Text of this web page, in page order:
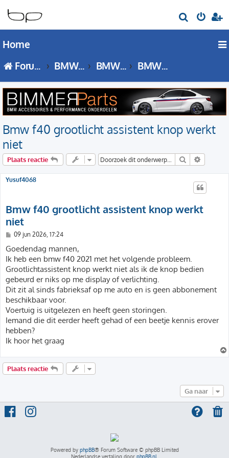
o
Home
Forumoverzicht
BMW 1 Serie BMW 1 Serie - F40 forum BMW 1 Serie (F40) Techniek
Bmw f40 grootlicht assistent knop werkt
niet
Plaats reactie Zoek
Yusuf4068
Bmw f40 grootlicht assistent knop werkt
niet
B
r
i
c
h
t
09 jun 2026, 17:24
Goedendag mannen,
Ik heb een bmw f40 2021 met het volgende probleem.
Grootlichtassistent knop werkt niet als ik de knop bedien
gebeurd er niks op me display of verlichting.
Dit zit al sinds fabrieksaf op me auto en is geen abbonement
beschikbaar voor.
Voertuig is uitgelezen en heeft geen storingen.
Iemand die dit eerder heeft gehad of een beetje kennis erover
hebben?
Ik hoor het graag
Plaats reactie
Ga naar
Powered by phpBB® Forum Software © phpBB Limited
Nederlandse vertaling door phpBB.nl